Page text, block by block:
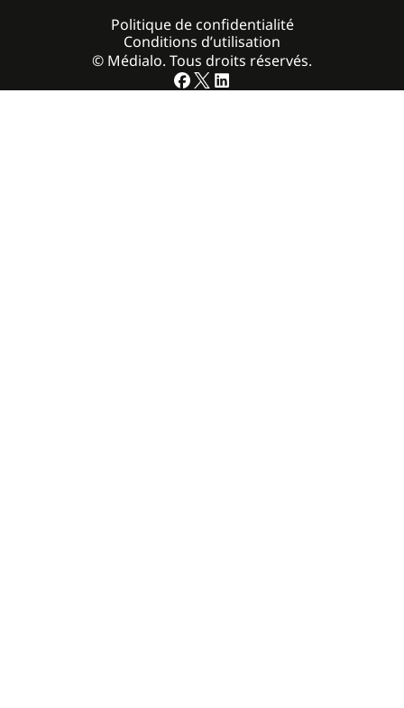
© Médialo. Tous droits réservés.
Politique de confidentialité
Conditions d’utilisation